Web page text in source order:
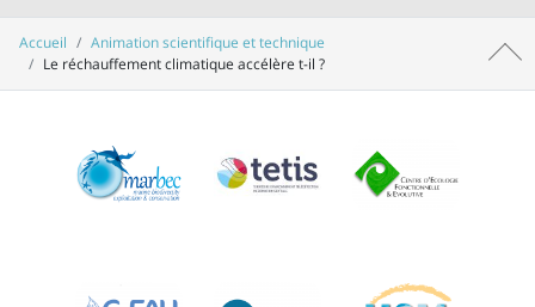
Accueil
Animation scientifique et technique
Le réchauffement climatique accélère t-il ?